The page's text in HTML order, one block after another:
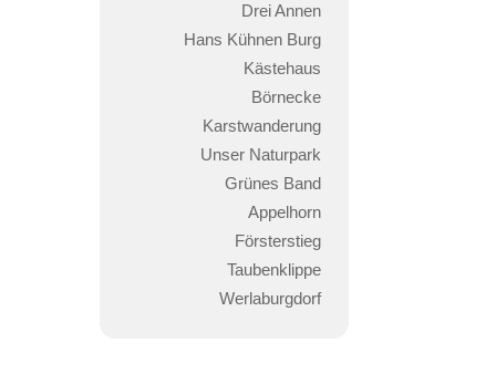
Drei Annen
Hans Kühnen Burg
Kästehaus
Börnecke
Karstwanderung
Unser Naturpark
Grünes Band
Appelhorn
Försterstieg
Taubenklippe
Werlaburgdorf